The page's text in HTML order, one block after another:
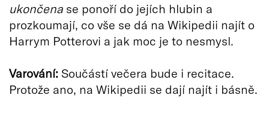
ukončena se ponoří do jejích hlubin a
prozkoumají, co vše se dá na Wikipedii najít o
Harrym Potterovi a jak moc je to nesmysl.
Varování: Součástí večera bude i recitace.
Protože ano, na Wikipedii se dají najít i básně.